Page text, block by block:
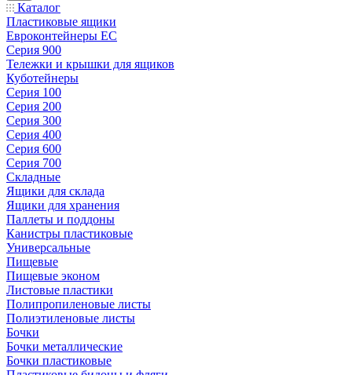
Каталог
Пластиковые ящики
Евроконтейнеры ЕС
Серия 900
Тележки и крышки для ящиков
Куботейнеры
Серия 100
Серия 200
Серия 300
Серия 400
Серия 600
Серия 700
Складные
Ящики для склада
Ящики для хранения
Паллеты и поддоны
Канистры пластиковые
Универсальные
Пищевые
Пищевые эконом
Листовые пластики
Полипропиленовые листы
Полиэтиленовые листы
Бочки
Бочки металлические
Бочки пластиковые